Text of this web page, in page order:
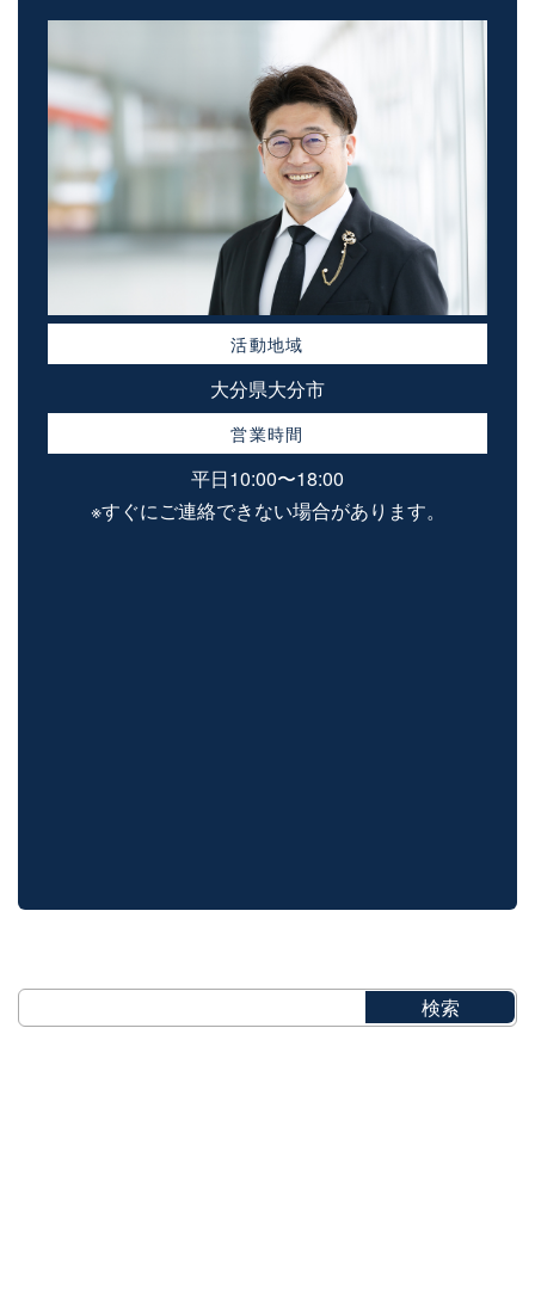
活動地域
大分県大分市
営業時間
平日10:00〜18:00
※すぐにご連絡できない場合があります。